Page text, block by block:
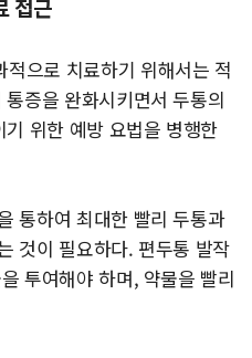
접근
으로 치료하기 위해서는 적
증을 완화시키면서 두통의
위한 예방 요법을 병행한
통하여 최대한 빨리 두통과
것이 필요하다. 편두통 발작
투여해야 하며, 약물을 빨리